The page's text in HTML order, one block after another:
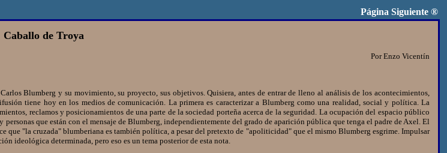
Página Siguiente ®
Caballo de Troya
Por Enzo Vicentín
Blumberg y su movimiento, su proyecto, sus objetivos. Quisiera, antes de entrar de lleno al análisis de los acontecimientos,
tiene hoy en los medios de comunicación. La primera es caracterizar a Blumberg como una realidad, social y política. La
reclamos y posicionamientos de una parte de la sociedad porteña acerca de la seguridad. La ocupación del espacio público
que están con el mensaje de Blumberg, independientemente del grado de aparición pública que tenga el padre de Axel. El
que "la cruzada" blumberiana es también política, a pesar del pretexto de "apoliticidad" que el mismo Blumberg esgrime. Impulsar
ideológica determinada, pero eso es un tema posterior de esta nota.